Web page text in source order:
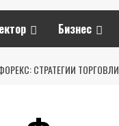
Бизнес
СТРАТЕГИИ